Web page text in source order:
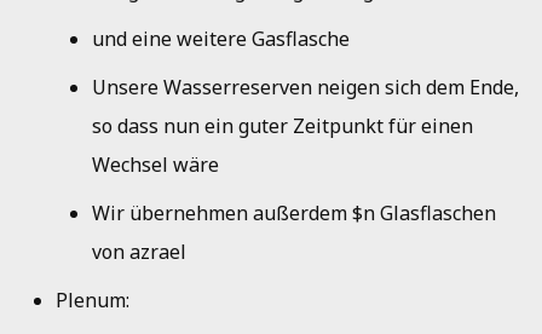
und eine weitere Gasflasche
Unsere Wasserreserven neigen sich dem Ende,
so dass nun ein guter Zeitpunkt für einen
Wechsel wäre
Wir übernehmen außerdem $n Glasflaschen
von azrael
Plenum: